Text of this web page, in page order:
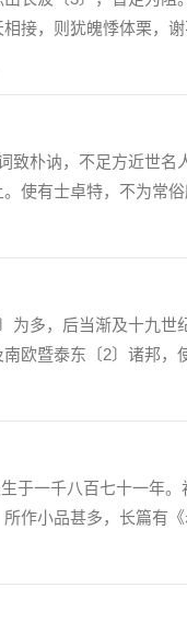
接，则犹魄悸体栗，
朴讷，不足方近世名
使有士卓特，不为常
多，后当渐及十九世
欧暨泰东〔2〕诸邦
千八百七十一年。初
作小品甚多，长篇有